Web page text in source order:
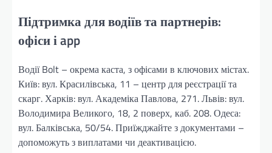
Підтримка для водіїв та партнерів:
офіси і app
Водії Bolt – окрема каста, з офісами в ключових містах.
Київ: вул. Красилівська, 11 – центр для реєстрації та
скарг. Харків: вул. Академіка Павлова, 271. Львів: вул.
Володимира Великого, 18, 2 поверх, каб. 208. Одеса:
вул. Балківська, 50/54. Приїжджайте з документами –
допоможуть з виплатами чи деактивацією.